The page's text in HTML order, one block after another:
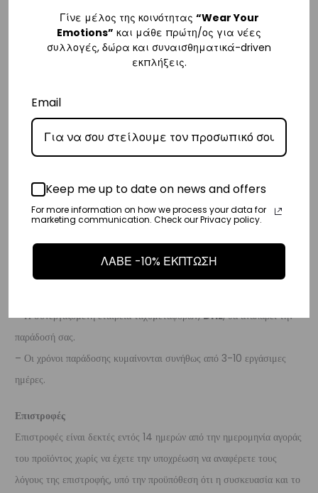
– Η συνεργαζόμενη εταιρεία ταχυμεταφορών,Aramex, θα αναλάβει
την παράδοσή σας.
Ευρώπη
– Τα έξοδα αποστολής για όλο την Ευρώπη είναι στα€25.
παράδοσή σας.
– Οι χρόνοι παράδοσης κυμαίνονται συνήθως από 3-8 εργάσιμες
Διεθνή
– Η συνεργαζόμενη εταιρεία ταχυμεταφορών,DHL, θα αναλάβει την
παράδοσή σας.
– Οι χρόνοι παράδοσης κυμαίνονται συνήθως από 3-10 εργάσιμες
ημέρες.
Επιστροφές
Επιστροφές είναι δεκτές εντός 14 ημερών από την ημερομηνία αγοράς
του προϊόντος χωρίς να έχετε την υποχρέωση να αναφέρετε τους
λόγους της επιστροφής, υπό την προϋπόθεση ότι η συσκευασία και το
Γίνε μέλος της κοινότητας “Wear Your
Emotions” και μάθε πρώτη/ος για νέες
συλλογές, δώρα και συναισθηματικά-driven
εκπλήξεις.
Email
Keep me up to date on news and offers
For more information on how we process your data for
marketing communication. Check our Privacy policy.
ΛΑΒΕ -10% ΕΚΠΤΩΣΗ